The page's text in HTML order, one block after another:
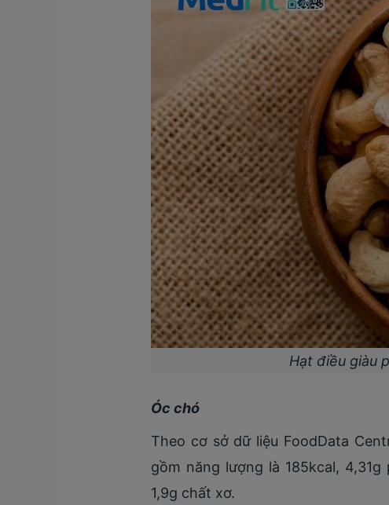
Hạt điều giàu
Óc chó
Theo cơ sở dữ liệu FoodData
gồm năng lượng là 185kcal,
1,9g chất xơ.